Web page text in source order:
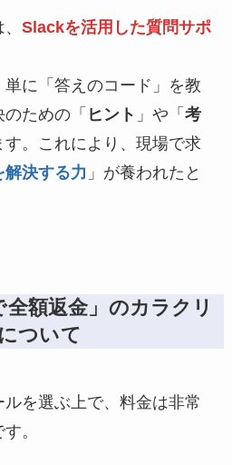
Slackを活用した質問サポ
に「答えのコード」を教
ための「 ヒント 」や「 考
。これにより、現場で求
解決する力 」が養われたと
額返金」のカラクリ
について
を選ぶ上で、料金は非常
。